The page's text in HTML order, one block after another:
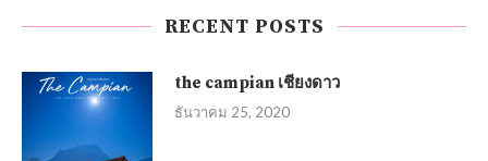
RECENT POSTS
the campian เชียงดาว
ธันวาคม 25, 2020